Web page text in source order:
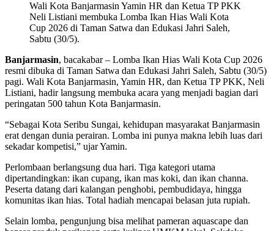
Wali Kota Banjarmasin Yamin HR dan Ketua TP PKK
Neli Listiani membuka Lomba Ikan Hias Wali Kota
Cup 2026 di Taman Satwa dan Edukasi Jahri Saleh,
Sabtu (30/5).
Banjarmasin, bacakabar – Lomba Ikan Hias Wali Kota Cup 2026
resmi dibuka di Taman Satwa dan Edukasi Jahri Saleh, Sabtu (30/5)
pagi. Wali Kota Banjarmasin, Yamin HR, dan Ketua TP PKK, Neli
Listiani, hadir langsung membuka acara yang menjadi bagian dari
peringatan 500 tahun Kota Banjarmasin.
“Sebagai Kota Seribu Sungai, kehidupan masyarakat Banjarmasin
erat dengan dunia perairan. Lomba ini punya makna lebih luas dari
sekadar kompetisi,” ujar Yamin.
Perlombaan berlangsung dua hari. Tiga kategori utama
dipertandingkan: ikan cupang, ikan mas koki, dan ikan channa.
Peserta datang dari kalangan penghobi, pembudidaya, hingga
komunitas ikan hias. Total hadiah mencapai belasan juta rupiah.
Selain lomba, pengunjung bisa melihat pameran aquascape dan